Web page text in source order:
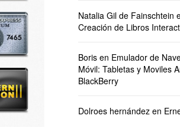
Natalia Gil de Fainschtein
Creación de Libros
Borisen Emulador de
Móvil: Tabletas y Moviles
BlackBerry
Dolroes hernándezen